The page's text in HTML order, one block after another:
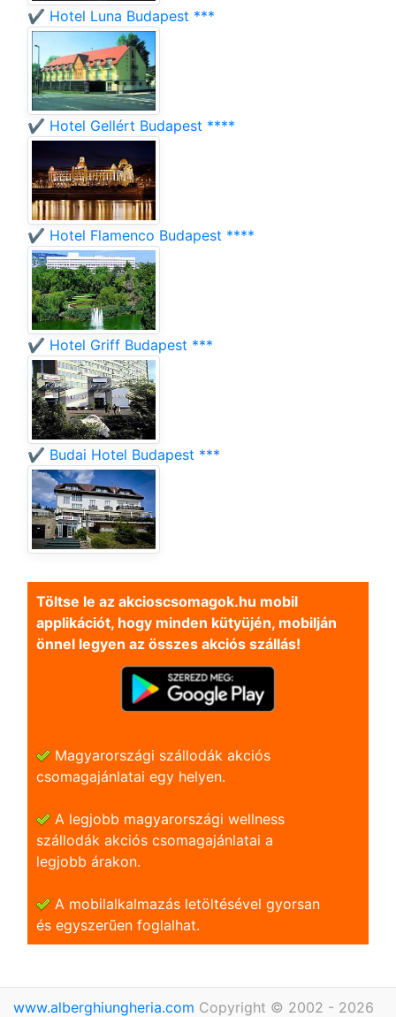
✔️ Hotel Luna Budapest ***
✔️ Hotel Gellért Budapest ****
✔️ Hotel Flamenco Budapest ****
✔️ Hotel Griff Budapest ***
✔️ Budai Hotel Budapest ***
Töltse le az akcioscsomagok.hu mobil
applikációt, hogy minden kütyüjén, mobilján
önnel legyen az összes akciós szállás!
Magyarországi szállodák akciós
csomagajánlatai egy helyen.
A legjobb magyarországi wellness
szállodák akciós csomagajánlatai a
legjobb árakon.
A mobilalkalmazás letöltésével gyorsan
és egyszerũen foglalhat.
www.alberghiungheria.com Copyright © 2002 - 2026